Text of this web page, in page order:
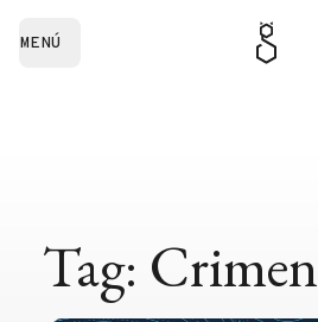
MENÚ
Tag: Crimen